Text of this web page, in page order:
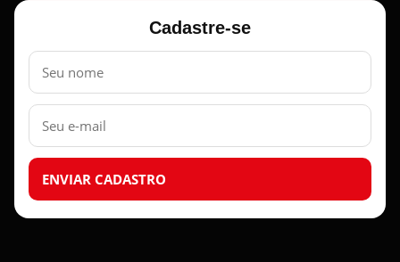
Cadastre-se
Nome
E-
mail
ENVIAR CADASTRO